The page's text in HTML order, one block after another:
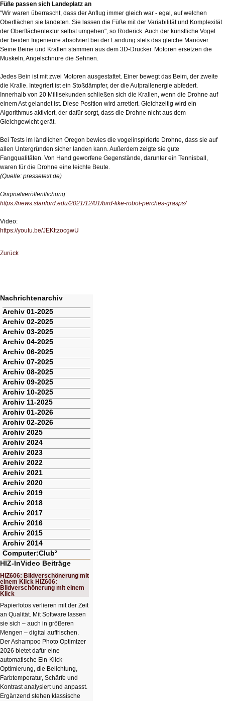
Füße passen sich Landeplatz an
"Wir waren überrascht, dass der Anflug immer gleich war - egal, auf welchen
Oberflächen sie landeten. Sie lassen die Füße mit der Variabilität und Komplexität
der Oberflächentextur selbst umgehen", so Roderick. Auch der künstliche Vogel
der beiden Ingenieure absolviert bei der Landung stets das gleiche Manöver.
Seine Beine und Krallen stammen aus dem 3D-Drucker. Motoren ersetzen die
Muskeln, Angelschnüre die Sehnen.
Jedes Bein ist mit zwei Motoren ausgestattet. Einer bewegt das Beim, der zweite
die Kralle. Integriert ist ein Stoßdämpfer, der die Aufprallenergie abfedert.
Innerhalb von 20 Millisekunden schließen sich die Krallen, wenn die Drohne auf
einem Ast gelandet ist. Diese Position wird arretiert. Gleichzeitig wird ein
Algorithmus aktiviert, der dafür sorgt, dass die Drohne nicht aus dem
Gleichgewicht gerät.
Bei Tests im ländlichen Oregon bewies die vogelinspirierte Drohne, dass sie auf
allen Untergründen sicher landen kann. Außerdem zeigte sie gute
Fangqualitäten. Von Hand geworfene Gegenstände, darunter ein Tennisball,
waren für die Drohne eine leichte Beute.
(Quelle: pressetext.de)
Originalveröffentlichung:
https://news.stanford.edu/2021/12/01/bird-like-robot-perches-grasps/
Video:
https://youtu.be/JEKttzocgwU
Zurück
Nachrichtenarchiv
Navigation
überspringen
Archiv 01-2025
Archiv 02-2025
Archiv 03-2025
Archiv 04-2025
Archiv 06-2025
Archiv 07-2025
Archiv 08-2025
Archiv 09-2025
Archiv 10-2025
Archiv 11-2025
Archiv 01-2026
Archiv 02-2026
Archiv 2025
Archiv 2024
Archiv 2023
Archiv 2022
Archiv 2021
Archiv 2020
Archiv 2019
Archiv 2018
Archiv 2017
Archiv 2016
Archiv 2015
Archiv 2014
Computer:Club²
HIZ-InVideo Beiträge
HIZ606: Bildverschönerung mit
einem Klick HIZ606:
Bildverschönerung mit einem
Klick
Papierfotos verlieren mit der Zeit
an Qualität. Mit Software lassen
sie sich – auch in größeren
Mengen – digital auffrischen.
Der Ashampoo Photo Optimizer
2026 bietet dafür eine
automatische Ein-Klick-
Optimierung, die Belichtung,
Farbtemperatur, Schärfe und
Kontrast analysiert und anpasst.
Ergänzend stehen klassische